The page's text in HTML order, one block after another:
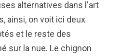
alternatives dans l'art
ainsi, on voit ici deux
et le reste des
sur la nue. Le chignon